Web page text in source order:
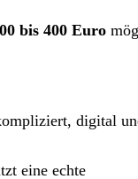
bis 400 Euro
digital
eine echte